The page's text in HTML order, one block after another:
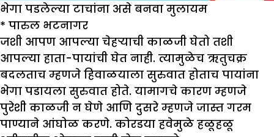
भेगा पडलेल्या टाचांना असे बनवा मुलायम
* पारुल भटनागर
जशी आपण आपल्या चेहऱ्याची काळजी घेतो तशी
आपल्या हाता-पायांची घेत नाही. त्यामुळेच ऋतुचक्र
बदलताच म्हणजे हिवाळयाला सुरुवात होताच पायांना
भेगा पडायला सुरुवात होते. यामागचे कारण म्हणजे
पुरेशी काळजी न घेणे आणि दुसरे म्हणजे जास्त गरम
पाण्याने आंघोळ करणे. कोरडया हवेमुळे हळूहळू